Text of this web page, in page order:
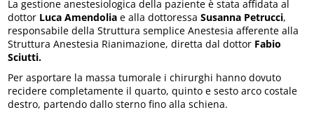
La gestione anestesiologica della paziente è stata affidata al
dottor Luca Amendolia e alla dottoressa Susanna Petrucci,
responsabile della Struttura semplice Anestesia afferente alla
Struttura Anestesia Rianimazione, diretta dal dottor Fabio
Sciutti.
Per asportare la massa tumorale i chirurghi hanno dovuto
recidere completamente il quarto, quinto e sesto arco costale
destro, partendo dallo sterno fino alla schiena.